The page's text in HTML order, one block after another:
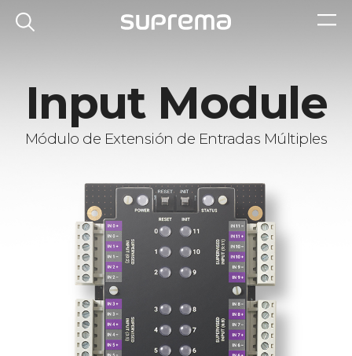
Input Module
Módulo de Extensión de Entradas Múltiples